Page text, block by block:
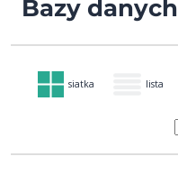
Bazy danych
siatka lista